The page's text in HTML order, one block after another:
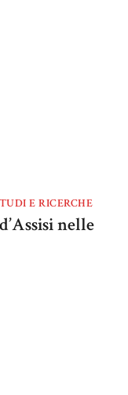
E RICERCHE
nelle